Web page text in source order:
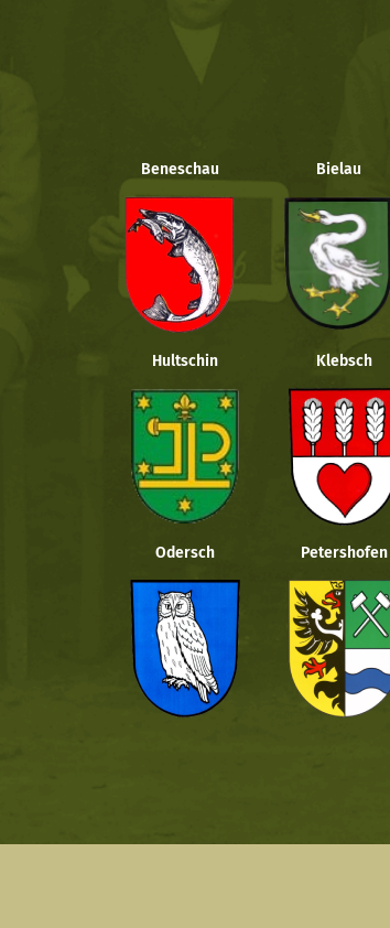
Beneschau Bielau
Hultschin Klebsch
Odersch Petershofen